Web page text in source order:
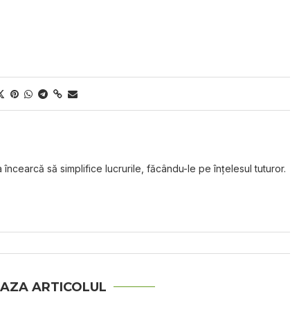
încearcă să simplifice lucrurile, făcându-le pe înțelesul tuturor.
ARTICOLUL